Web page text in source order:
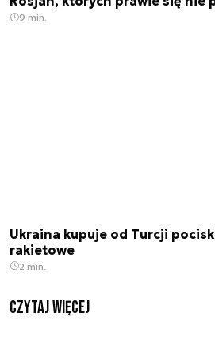
9 min.
Ukraina kupuje od Turcji
rakietowe
2 min.
czytaj więcej